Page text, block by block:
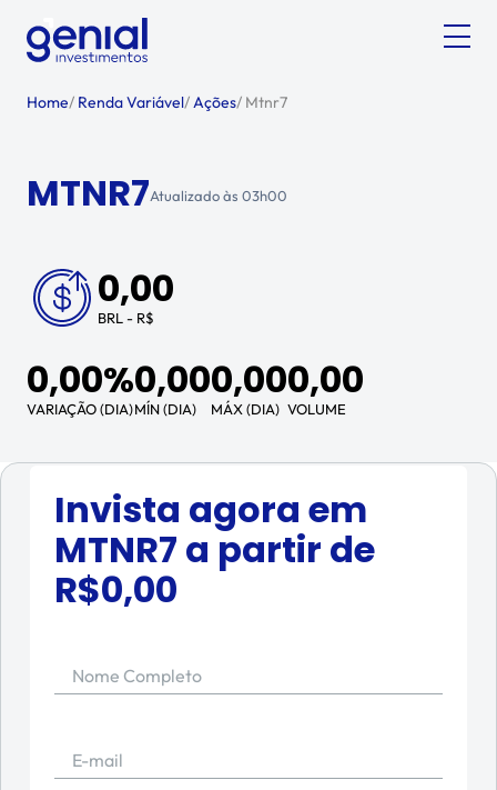
Home/ Renda Variável/Ações/ Mtnr7
MTNR7Atualizado às 03h00
0,00
BRL - R$
0,00%
VARIAÇÃO (DIA)
0,00
MÍN (DIA)
0,00
MÁX (DIA)
0,00
VOLUME
Invista agora em
MTNR7 a partir de
R$0,00
Nome Completo
E-mail